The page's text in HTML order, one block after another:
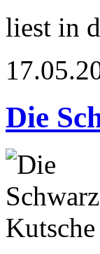
liest in
Die